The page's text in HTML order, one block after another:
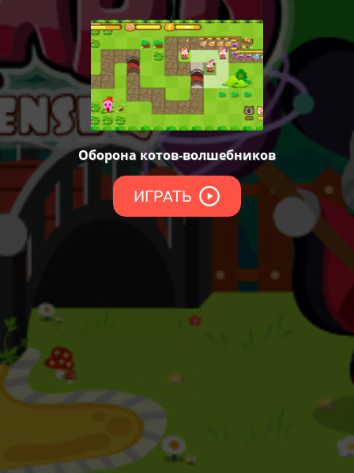
Оборона котов-волшебников
ИГРАТЬ